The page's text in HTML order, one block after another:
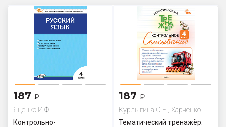
187 ₽
Яценко И.Ф.
Контрольно-
187 ₽
Курлыгина О.Е., Харченко
О.О.
Тематический тренажёр.